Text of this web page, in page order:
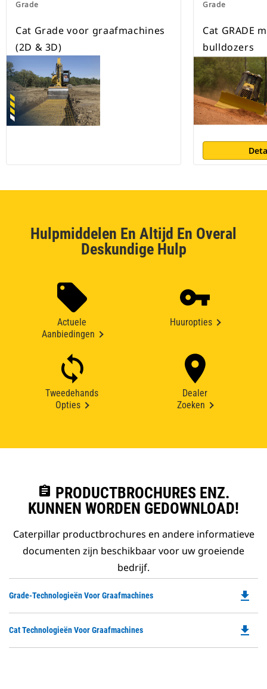
Grade
Cat Grade voor graafmachines
(2D & 3D)
Grade
Cat GRADE
bulldozers
Hulpmiddelen En Altijd En Overal
Deskundige Hulp
Actuele
Aanbiedingen
Huuropties
Tweedehands
Opties
Dealer
Zoeken
assignment PRODUCTBROCHURES ENZ.
KUNNEN WORDEN GEDOWNLOAD!
Caterpillar productbrochures en andere informatieve
documenten zijn beschikbaar voor uw groeiende
bedrijf.
Grade-Technologieën Voor Graafmachines
a
file_download
Cat Technologieën Voor Graafmachines file_download